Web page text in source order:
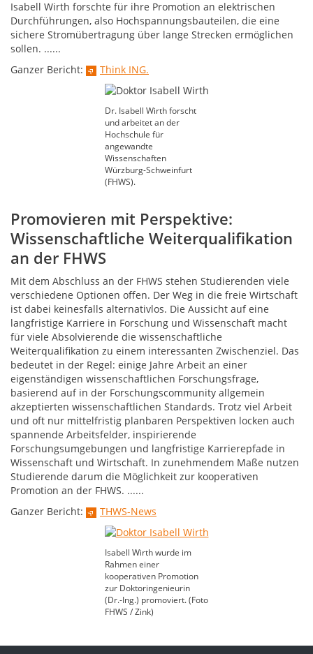
Isabell Wirth forschte für ihre Promotion an elektrischen
Durchführungen, also Hochspannungsbauteilen, die eine
sichere Stromübertragung über lange Strecken ermöglichen
sollen. ......
Ganzer Bericht:
Think ING.
Dr. Isabell Wirth forscht
und arbeitet an der
Hochschule für
angewandte
Wissenschaften
Würzburg-Schweinfurt
(FHWS).
Promovieren mit Perspektive:
Wissenschaftliche Weiterqualifikation
an der FHWS
Mit dem Abschluss an der FHWS stehen Studierenden viele
verschiedene Optionen offen. Der Weg in die freie Wirtschaft
ist dabei keinesfalls alternativlos. Die Aussicht auf eine
langfristige Karriere in Forschung und Wissenschaft macht
für viele Absolvierende die wissenschaftliche
Weiterqualifikation zu einem interessanten Zwischenziel. Das
bedeutet in der Regel: einige Jahre Arbeit an einer
eigenständigen wissenschaftlichen Forschungsfrage,
basierend auf in der Forschungscommunity allgemein
akzeptierten wissenschaftlichen Standards. Trotz viel Arbeit
und oft nur mittelfristig planbaren Perspektiven locken auch
spannende Arbeitsfelder, inspirierende
Forschungsumgebungen und langfristige Karrierepfade in
Wissenschaft und Wirtschaft. In zunehmendem Maße nutzen
Studierende darum die Möglichkeit zur kooperativen
Promotion an der FHWS. ......
Ganzer Bericht:
THWS-News
Isabell Wirth wurde im
Rahmen einer
kooperativen Promotion
zur Doktoringenieurin
(Dr.-Ing.) promoviert. (Foto
FHWS / Zink)